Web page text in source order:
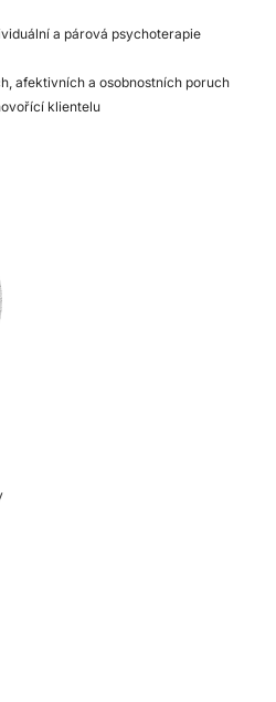
a párová psychoterapie
afektivních a osobnostních poruch
klientelu